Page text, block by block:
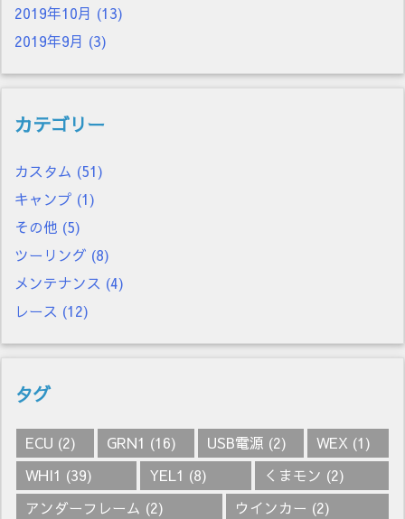
2019年10月 (13)
2019年9月 (3)
カテゴリー
カスタム (51)
キャンプ (1)
その他 (5)
ツーリング (8)
メンテナンス (4)
レース (12)
タグ
ECU (2) GRN1 (16) USB電源 (2) WEX (1)
WHI1 (39) YEL1 (8) くまモン (2)
アンダーフレーム (2) ウインカー (2)